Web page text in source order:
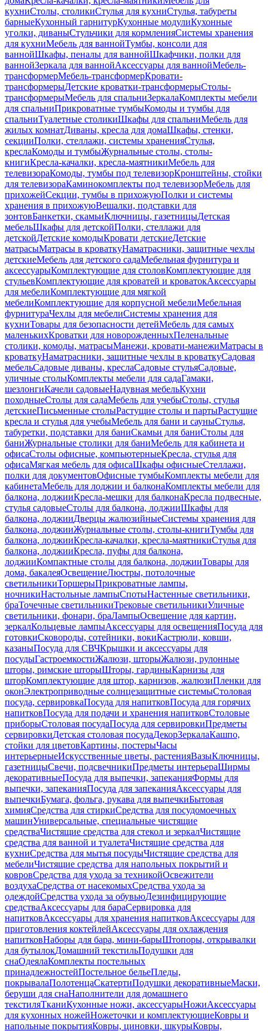
кухниСтолы, столикиСтулья для кухниСтулья, табуреты
барныеКухонный гарнитурКухонные модулиКухонные
уголки, диваныСтульчики для кормленияСистемы хранения
для кухниМебель для ваннойТумбы, консоли для
ваннойШкафы, пеналы для ваннойШкафчики, полки для
ваннойЗеркала для ваннойАксессуары для ваннойМебель-
трансформерМебель-трансформерКровати-
трансформерыДетские кроватки-трансформерыСтолы-
трансформерыМебель для спальниЗеркалаКомплекты мебели
для спальниПрикроватные тумбыКомоды и тумбы для
спальниТуалетные столикиШкафы для спальниМебель для
жилых комнатДиваны, кресла для домаШкафы, стенки,
секцииПолки, стеллажи, системы храненияСтулья,
креслаКомоды и тумбыЖурнальные столы, столы-
книгиКресла-качалки, кресла-маятникиМебель для
телевизораКомоды, тумбы под телевизорКронштейны, стойки
для телевизораКаминокомплекты под телевизорМебель для
прихожейСекции, тумбы в прихожуюПолки и системы
хранения в прихожуюВешалки, подставки для
зонтовБанкетки, скамьиКлючницы, газетницыДетская
мебельШкафы для детскойПолки, стеллажи для
детскойДетские комодыКровати детскиеДетские
матрасыМатрасы в кроваткуНаматрасники, защитные чехлы
детскиеМебель для детского садаМебельная фурнитура и
аксессуарыКомплектующие для столовКомплектующие для
стульевКомплектующие для кроватей и кроватокАксессуары
для мебелиКомплектующие для мягкой
мебелиКомплектующие для корпусной мебелиМебельная
фурнитураЧехлы для мебелиСистемы хранения для
кухниТовары для безопасности детейМебель для самых
маленькихКроватки для новорожденныхПеленальные
столики, комоды, матрасыМанежи, кровати-манежиМатрасы в
кроваткуНаматрасники, защитные чехлы в кроваткуСадовая
мебельСадовые диваны, креслаСадовые стульяСадовые,
уличные столыКомплекты мебели для садаГамаки,
шезлонгиКачели садовыеНадувная мебельКухни
походныеСтолы для садаМебель для учебыСтолы, стулья
детскиеПисьменные столыРастущие столы и партыРастущие
кресла и стулья для учебыМебель для бани и сауныСтулья,
табуретки, подставки для баниСкамьи для баниСтолы для
баниЖурнальные столики для баниМебель для кабинета и
офисаСтолы офисные, компьютерныеКресла, стулья для
офисаМягкая мебель для офисаШкафы офисныеСтеллажи,
полки для документовОфисные тумбыКомплекты мебели для
кабинетаМебель для лоджии и балконаКомплекты мебели для
балкона, лоджииКресла-мешки для балконаКресла подвесные,
стулья садовыеСтолы для балкона, лоджииШкафы для
балкона, лоджииДверцы жалюзийныеСистемы хранения для
балкона, лоджииЖурнальные столы, столы-книгиТумбы для
балкона, лоджииКресла-качалки, кресла-маятникиСтулья для
балкона, лоджииКресла, пуфы для балкона,
лоджииКомпактные столы для балкона, лоджииТовары для
дома, бакалеяОсвещениеЛюстры, потолочные
светильникиТоршерыПрикроватные лампы,
ночникиНастольные лампыСпотыНастенные светильники,
браТочечные светильникиТрековые светильникиУличные
светильники, фонари, браЛампыОсвещение для картин,
зеркалКольцевые лампыАксессуары для освещенияПосуда для
готовкиСковороды, сотейники, вокиКастрюли, ковши,
казаныПосуда для СВЧКрышки и аксессуары для
посудыГастроемкостиЖалюзи, шторыЖалюзи, рулонные
шторы, римские шторыШторы, гардиныКарнизы для
шторКомплектующие для штор, карнизов, жалюзиПленки для
оконЭлектроприводные солнцезащитные системыСтоловая
посуда, сервировкаПосуда для напитковПосуда для горячих
напитковПосуда для подачи и хранения напитковСтоловые
приборыСтоловая посудаПосуда для сервировкиПредметы
сервировкиДетская столовая посудаДекорЗеркалаКашпо,
стойки для цветовКартины, постерыЧасы
интерьерныеИскусственные цветы, растенияВазыКлючницы,
газетницыСвечи, подсвечникиПредметы интерьераШирмы
декоративныеПосуда для выпечки, запеканияФормы для
выпечки, запеканияПосуда для запеканияАксессуары для
выпечкиБумага, фольга, рукава для выпечкиБытовая
химияСредства для стиркиСредства для посудомоечных
машинУниверсальные, специальные чистящие
средстваЧистящие средства для стекол и зеркалЧистящие
средства для ванной и туалетаЧистящие средства для
кухниСредства для мытья посудыЧистящие средства для
мебелиЧистящие средства для напольных покрытий и
ковровСредства для ухода за техникойОсвежители
воздухаСредства от насекомыхСредства ухода за
одеждойСредства ухода за обувьюДезинфицирующие
средстваАксессуары для бараСервировка для
напитковАксессуары для хранения напитковАксессуары для
приготовления коктейлейАксессуары для охлаждения
напитковНаборы для бара, мини-барыШтопоры, открывалки
для бутылокДомашний текстильПодушки для
снаОдеялаКомплекты постельных
принадлежностейПостельное бельеПледы,
покрывалаПолотенцаСкатертиПодушки декоративныеМаски,
беруши для снаНаполнители для домашнего
текстиляТканиКухонные ножи, аксессуарыНожиАксессуары
для кухонных ножейНожеточки и комплектующиеКовры и
напольные покрытияКовры, циновки, шкурыКовры,